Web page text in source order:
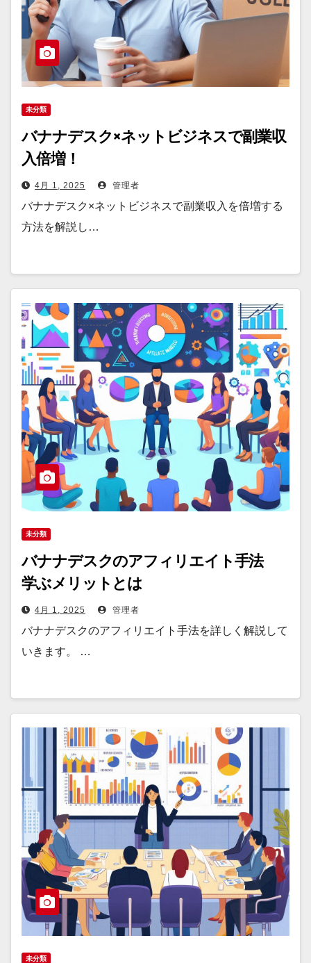
未分類
バナナデスク×ネットビジネスで副業収
入倍増！
4月 1, 2025 管理者
バナナデスク×ネットビジネスで副業収入を倍増する
方法を解説し…
未分類
バナナデスクのアフィリエイト手法
学ぶメリットとは
4月 1, 2025 管理者
バナナデスクのアフィリエイト手法を詳しく解説して
いきます。 …
未分類